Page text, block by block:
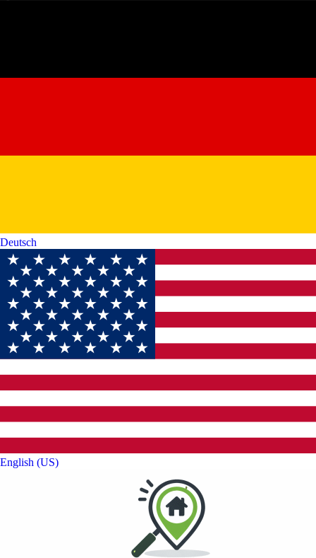
Deutsch‎
English (US)‎